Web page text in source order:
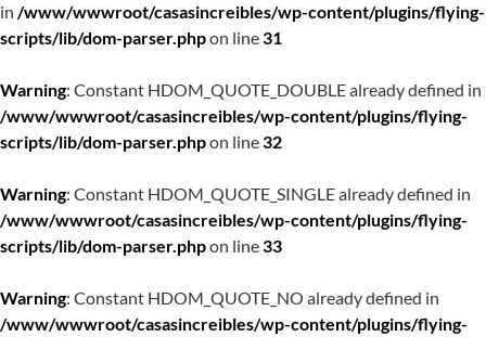
in /www/wwwroot/casasincreibles/wp-content/plugins/flying-
scripts/lib/dom-parser.phpon line31
Warning: Constant HDOM_QUOTE_DOUBLE already defined in
/www/wwwroot/casasincreibles/wp-content/plugins/flying-
scripts/lib/dom-parser.phpon line32
Warning: Constant HDOM_QUOTE_SINGLE already defined in
/www/wwwroot/casasincreibles/wp-content/plugins/flying-
scripts/lib/dom-parser.phpon line33
Warning: Constant HDOM_QUOTE_NO already defined in
/www/wwwroot/casasincreibles/wp-content/plugins/flying-